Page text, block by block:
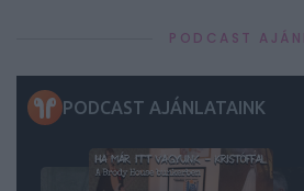
PODCAST